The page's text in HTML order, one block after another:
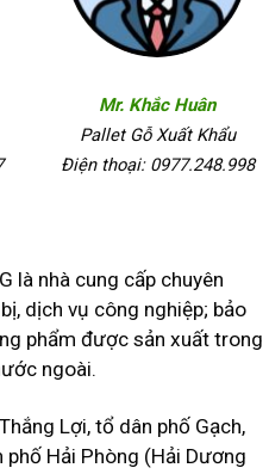
Mr. Khắc Huân
Pallet Gỗ Xuất Khẩu
Điện thoại: 0977.248.998
là nhà cung cấp chuyên
dịch vụ công nghiệp; bảo
phẩm được sản xuất trong
ngoài.
Lợi, tổ dân phố Gạch,
Hải Phòng (Hải Dương